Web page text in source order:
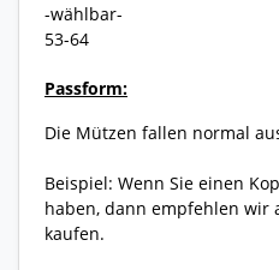
-wählbar-
53-64
Passform:
Die Mützen fallen normal
Beispiel: Wenn Sie einen
haben, dann empfehlen wir
kaufen.